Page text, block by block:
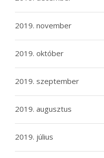
2019. november
2019. október
2019. szeptember
2019. augusztus
2019. július